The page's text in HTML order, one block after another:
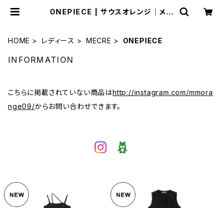
ONEPIECE | サウスオレンジ｜メン
HOME レディース MECRE ONEPIECE
INFORMATION
こちらに掲載されていない商品はhttp://instagram.com/mmora
nge09/からお問い合わせできます。